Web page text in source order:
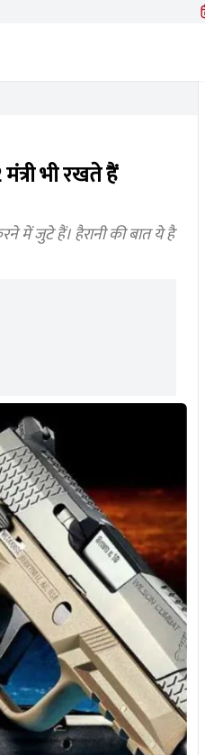
भी रखते हैं
में जुटे हैं। हैरानी की बात ये है